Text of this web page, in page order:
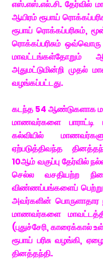
எஸ்.எஸ்.எல்.சி. தேர்வில்
ஆயிரம் ரூபாய்
ரூபாய் ரொக்கப்பரிசும்,
ரொக்கப்பரிசும் ஒவ்வொரு
மாவட்டங்கள்தோறும்
அதுமட்டுமின்றி முதல்
வழங்கப்பட்டது.
கடந்த 54 ஆண்டுகளாக
மாணவர்களை பாராட்டி
கல்வியில்
ஏற்படுத்திவந்த
10ஆம் வகுப்பு தேர்வில்
செல்ல வசதியற்ற
விண்ணப்பங்களைப்
அவர்களின் பொருளாதார
மாணவர்களை
(புதுச்சேரி, காரைக்கால்
ரூபாய் பரிசு வழங்கி,
தினத்தந்தி.